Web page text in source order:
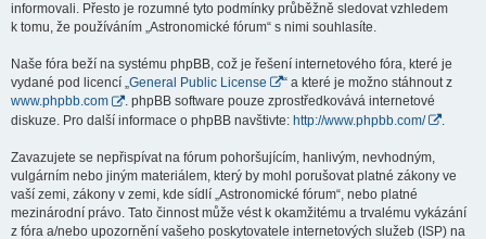
informovali. Přesto je rozumné tyto podmínky průběžně sledovat vzhledem
k tomu, že používáním „Astronomické fórum“ s nimi souhlasíte.
Naše fóra beží na systému phpBB, což je řešení internetového fóra, které je
vydané pod licencí „General Public License
“ a které je možno stáhnout z
www.phpbb.com
. phpBB software pouze zprostředkovává internetové
diskuze. Pro další informace o phpBB navštivte: http://www.phpbb.com/
Zavazujete se nepřispívat na fórum pohoršujícím, hanlivým, nevhodným,
vulgárním nebo jiným materiálem, který by mohl porušovat platné zákony ve
vaší zemi, zákony v zemi, kde sídlí „Astronomické fórum“, nebo platné
mezinárodní právo. Tato činnost může vést k okamžitému a trvalému vykázání
z fóra a/nebo upozornění vašeho poskytovatele internetových služeb (ISP) na